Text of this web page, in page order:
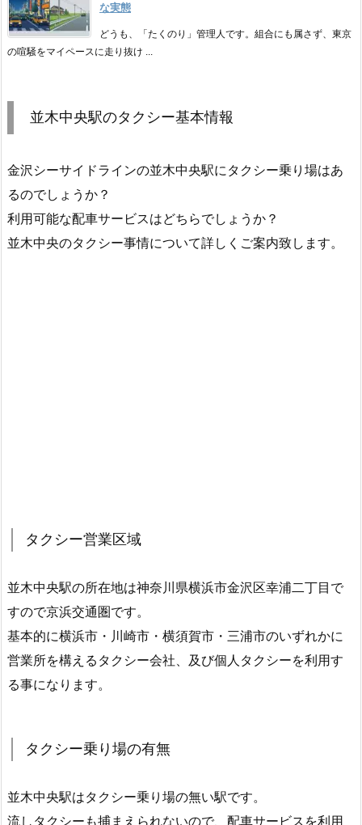
な実態
どうも、「たくのり」管理人です。組合にも属さず、東京
の喧騒をマイペースに走り抜け ...
並木中央駅のタクシー基本情報
金沢シーサイドラインの並木中央駅にタクシー乗り場はあ
るのでしょうか？
利用可能な配車サービスはどちらでしょうか？
並木中央のタクシー事情について詳しくご案内致します。
タクシー営業区域
並木中央駅の所在地は神奈川県横浜市金沢区幸浦二丁目で
すので京浜交通圏です。
基本的に横浜市・川崎市・横須賀市・三浦市のいずれかに
営業所を構えるタクシー会社、及び個人タクシーを利用す
る事になります。
タクシー乗り場の有無
並木中央駅はタクシー乗り場の無い駅です。
流しタクシーも捕まえられないので、配車サービスを利用